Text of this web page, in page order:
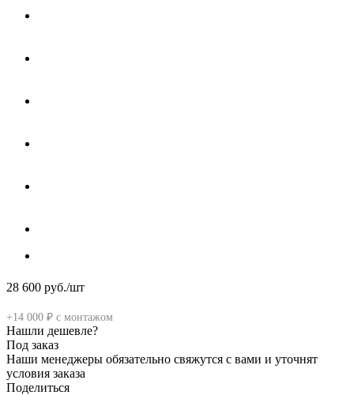
28 600 руб./шт
+14 000 ₽ с монтажом
Нашли дешевле?
Под заказ
Наши менеджеры обязательно свяжутся с вами и уточнят
условия заказа
Поделиться